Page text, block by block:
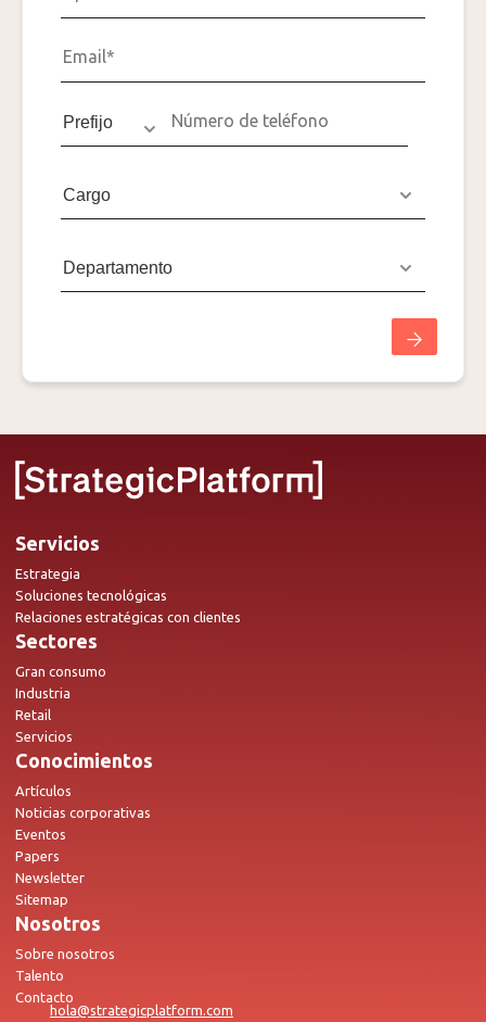
Servicios
Estrategia
Soluciones tecnológicas
Relaciones estratégicas con clientes
Sectores
Gran consumo
Industria
Retail
Servicios
Conocimientos
Artículos
Noticias corporativas
Eventos
Papers
Newsletter
Sitemap
Nosotros
Sobre nosotros
Talento
Contacto
hola@strategicplatform.com